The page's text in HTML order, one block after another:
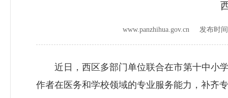
www.panzhihua.gov.cn 发布时
近日，西区多部门单位联合在市第十中小学
作者在医务和学校领域的专业服务能力，补齐